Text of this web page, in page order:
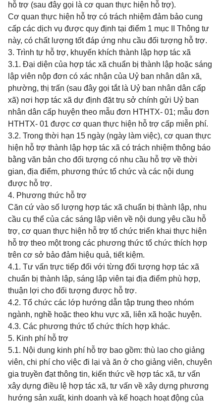
hỗ trợ (sau đây gọi là cơ quan thực hiện hỗ trợ).
Cơ quan thực hiện hỗ trợ có trách nhiệm đảm bảo cung
cấp các dịch vụ được quy định tại điểm 1 mục II Thông tư
này, có chất lượng tốt đáp ứng nhu cầu đối tượng hỗ trợ.
3. Trình tự hỗ trợ, khuyến khích thành lập hợp tác xã
3.1. Đại diện của hợp tác xã chuẩn bị thành lập hoặc sáng
lập viên nộp đơn có xác nhận của Uỷ ban nhân dân xã,
phường, thị trấn (sau đây gọi tắt là Uỷ ban nhân dân cấp
xã) nơi hợp tác xã dự định đặt trụ sở chính gửi Uỷ ban
nhân dân cấp huyện theo mẫu đơn HTHTX- 01; mẫu đơn
HTHTX- 01 được cơ quan thực hiện hỗ trợ cấp miễn phí.
3.2. Trong thời hạn 15 ngày (ngày làm việc), cơ quan thực
hiện hỗ trợ thành lập hợp tác xã có trách nhiệm thông báo
bằng văn bản cho đối tượng có nhu cầu hỗ trợ về thời
gian, địa điểm, phương thức tổ chức và các nội dung
được hỗ trợ.
4. Phương thức hỗ trợ
Căn cứ vào số lượng hợp tác xã chuẩn bị thành lập, nhu
cầu cụ thể của các sáng lập viên về nội dung yêu cầu hỗ
trợ, cơ quan thực hiện hỗ trợ tổ chức triển khai thực hiện
hỗ trợ theo một trong các phương thức tổ chức thích hợp
trên cơ sở bảo đảm hiệu quả, tiết kiệm.
4.1. Tư vấn trực tiếp đối với từng đối tượng hợp tác xã
chuẩn bị thành lập, sáng lập viên tại địa điểm phù hợp,
thuận lợi cho đối tượng được hỗ trợ.
4.2. Tổ chức các lớp hướng dẫn tập trung theo nhóm
ngành, nghề hoặc theo khu vực xã, liên xã hoặc huyện.
4.3. Các phương thức tổ chức thích hợp khác.
5. Kinh phí hỗ trợ
5.1. Nội dung kinh phí hỗ trợ bao gồm: thù lao cho giảng
viên, chi phí cho việc đi lại và ăn ở cho giảng viên, chuyên
gia truyền đạt thông tin, kiến thức về hợp tác xã, tư vấn
xây dựng điều lệ hợp tác xã, tư vấn về xây dựng phương
hướng sản xuất, kinh doanh và kế hoạch hoạt động của